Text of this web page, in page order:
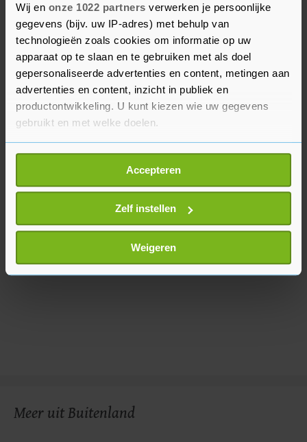
Wij en onze 1022 partners verwerken je persoonlijke
gegevens (bijv. uw IP-adres) met behulp van
technologieën zoals cookies om informatie op uw
apparaat op te slaan en te gebruiken met als doel
gepersonaliseerde advertenties en content, metingen aan
advertenties en content, inzicht in publiek en
productontwikkeling. U kunt kiezen wie uw gegevens
gebruikt en met welke doelen.
Als u het toestaat, willen we ook graag:
Informatie verzamelen over uw geografische
locatie, die tot een paar meter nauwkeurig kan zijn
Uw apparaat identificeren door het actief te
scannen op specifieke eigenschappen (fingerprinting)
Lees meer over hoe uw persoonlijke gegevens worden
verwerkt en stel uw voorkeuren in het
U kunt uw toestemming op elk moment wijzigen of
Accepteren
Zelf instellen
Weigeren
ook van groot belang voor lhbti’s in landen als
Polen, "waar machthebbers mensen met een
beroep op het katholieke geloof discrimineren en
vervolgen om hun seksuele oriëntatie. Die
regeringen kunnen zich niet langer verschuilen
achter woorden van de paus."
Meer uit Buitenland